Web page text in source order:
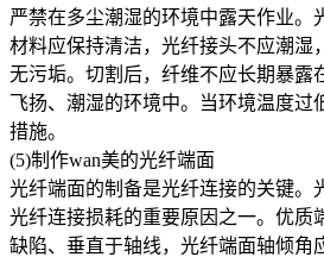
严禁在多尘潮湿的环境中露天作业。
材料应保持清洁，光纤接头不应潮湿
无污垢。切割后，纤维不应长期暴露
飞扬、潮湿的环境中。当环境温度过
措施。
(5)制作wan美的光纤端面
光纤端面的制备是光纤连接的关键。
光纤连接损耗的重要原因之一。优质
缺陷、垂直于轴线，光纤端面轴倾角